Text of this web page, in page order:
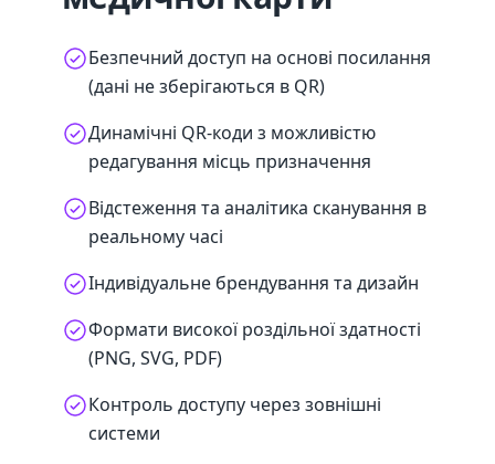
Безпечний доступ на основі посилання
(дані не зберігаються в QR)
Динамічні QR-коди з можливістю
редагування місць призначення
Відстеження та аналітика сканування в
реальному часі
Індивідуальне брендування та дизайн
Формати високої роздільної здатності
(PNG, SVG, PDF)
Контроль доступу через зовнішні
системи